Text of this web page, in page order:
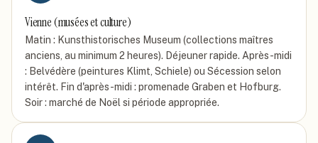
Vienne (musées et culture)
Matin : Kunsthistorisches Museum (collections maîtres
anciens, au minimum 2 heures). Déjeuner rapide. Après-midi
: Belvédère (peintures Klimt, Schiele) ou Sécession selon
intérêt. Fin d'après-midi : promenade Graben et Hofburg.
Soir : marché de Noël si période appropriée.